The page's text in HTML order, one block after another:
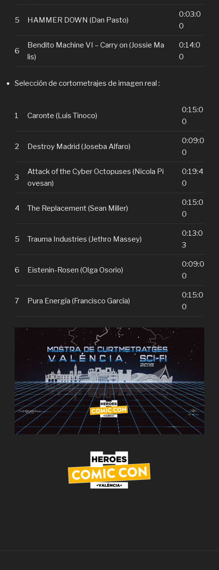
5 HAMMER DOWN (Dan Pasto)
0:03:0
0
6
Bendito Machine VI – Carry on (Jossie Ma
lis)
0:14:0
0
Selección de cortometrajes de imagen real :
1 Caronte (Luis Tinoco)
0:15:0
0
2 Destroy Madrid (Joseba Alfaro)
0:09:0
0
3
Attack of the Cyber Octopuses (Nicola Pi
ovesan)
0:19:4
0
4 The Replacement (Sean Miller)
0:15:0
0
5 Trauma Industries (Jethro Massey)
0:13:0
3
6 Eistenin-Rosen (Olga Osorio)
0:09:0
0
7 Pura Energía (Francisco García)
0:15:0
0